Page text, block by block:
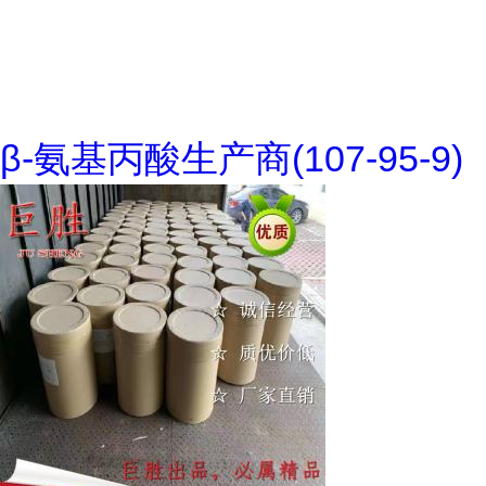
β-氨基丙酸生产商(107-95-9)